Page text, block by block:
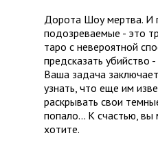
Дорота Шоу мертва. И
подозреваемые - это
таро с невероятной
предсказать убийство
Ваша задача
узнать, что еще им
раскрывать свои
попало... К счастью,
хотите.